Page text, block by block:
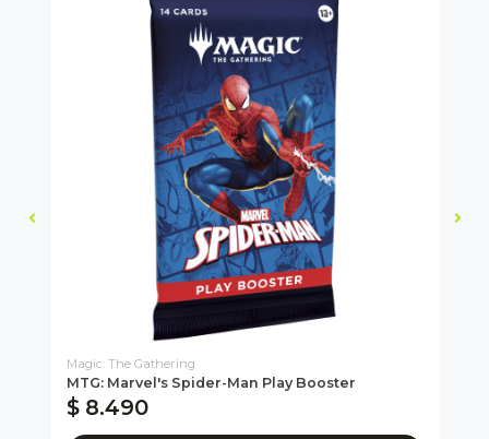
Magic: The Gathering
MTG: Marvel's Spider-Man Play Booster
$ 8.490